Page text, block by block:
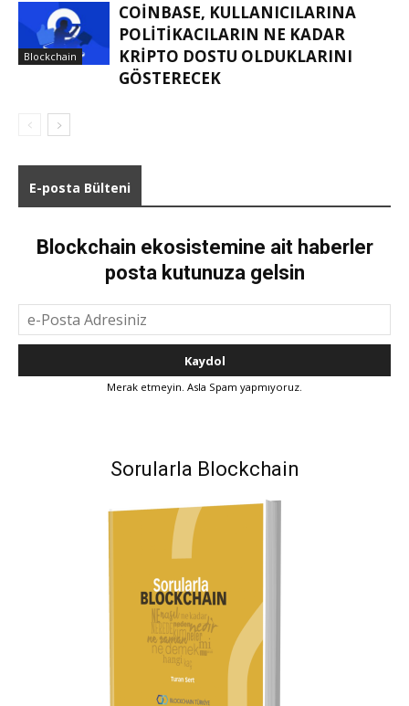
Blockchain
COINBASE, KULLANICILARINA
POLITIKACILARIN NE KADAR
KRIPTO DOSTU OLDUKLARINI
GÖSTERECEK
E-posta Bülteni
Blockchain ekosistemine ait haberler
posta kutunuza gelsin
Merak etmeyin. Asla Spam yapmıyoruz.
Sorularla Blockchain